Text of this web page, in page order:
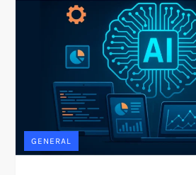
GENERAL